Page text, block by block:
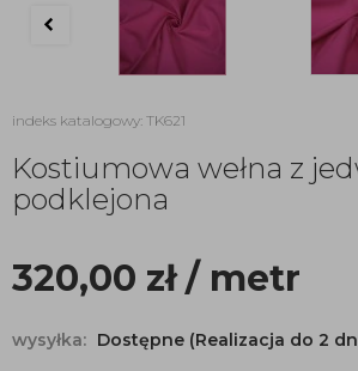
indeks katalogowy: TK621
Kostiumowa wełna z
podklejona
320,00 zł/ metr
wysyłka: Dostępne (Realizacja do 2